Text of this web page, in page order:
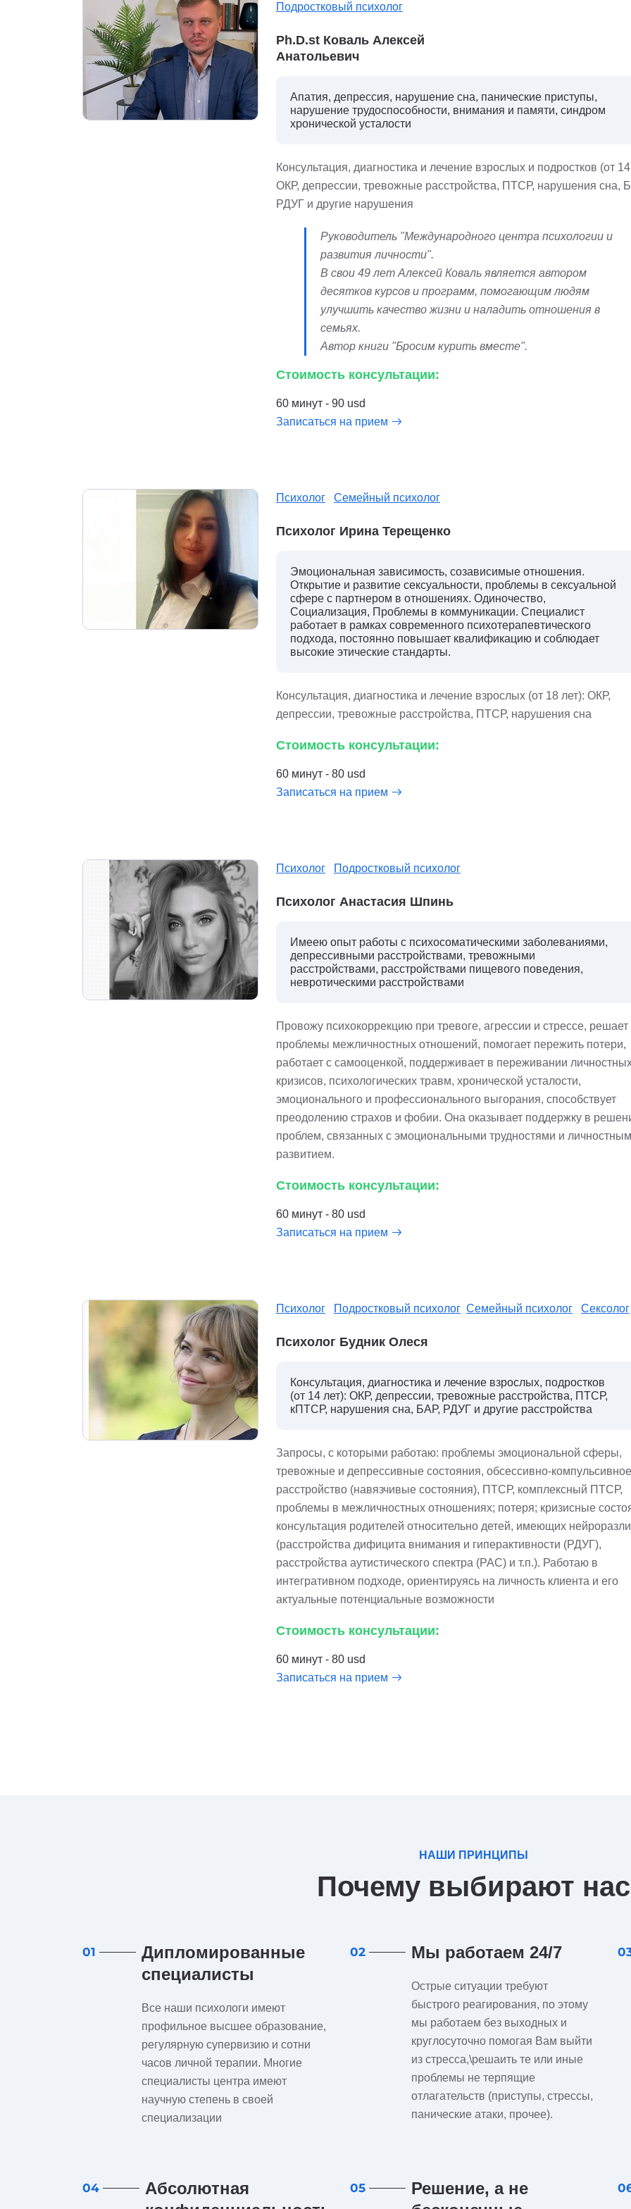
Подростковый психолог
Ph.D.st Коваль Алексей
Анатольевич
Апатия, депрессия, нарушение сна, панические приступы,
нарушение трудоспособности, внимания и памяти, синдром
хронической усталости
Консультация, диагностика и лечение взрослых и подростков (от 14
ОКР, депрессии, тревожные расстройства, ПТСР, нарушения сна,
РДУГ и другие нарушения
Руководитель "Международного центра психологии и
развития личности".
В свои 49 лет Алексей Коваль является автором
десятков курсов и программ, помогающим людям
улучшить качество жизни и наладить отношения в
семьях.
Автор книги "Бросим курить вместе".
Стоимость консультации:
60 минут - 90 usd
Записаться на прием
Психолог Семейный психолог
Психолог Ирина Терещенко
Эмоциональная зависимость, созависимые отношения.
Открытие и развитие сексуальности, проблемы в сексуальной
сфере с партнером в отношениях. Одиночество,
Социализация, Проблемы в коммуникации. Специалист
работает в рамках современного психотерапевтического
подхода, постоянно повышает квалификацию и соблюдает
высокие этические стандарты.
Консультация, диагностика и лечение взрослых (от 18 лет): ОКР,
депрессии, тревожные расстройства, ПТСР, нарушения сна
Стоимость консультации:
60 минут - 80 usd
Записаться на прием
Психолог Подростковый психолог
Психолог Анастасия Шпинь
Имеею опыт работы с психосоматическими заболеваниями,
депрессивными расстройствами, тревожными
расстройствами, расстройствами пищевого поведения,
невротическими расстройствами
Провожу психокоррекцию при тревоге, агрессии и стрессе, решает
проблемы межличностных отношений, помогает пережить потери,
работает с самооценкой, поддерживает в переживании
кризисов, психологических травм, хронической усталости,
эмоционального и профессионального выгорания, способствует
преодолению страхов и фобии. Она оказывает поддержку в
проблем, связанных с эмоциональными трудностями и личностным
развитием.
Стоимость консультации:
60 минут - 80 usd
Записаться на прием
Психолог Подростковый психолог Семейный психолог Сексолог
Психолог Будник Олеся
Консультация, диагностика и лечение взрослых, подростков
(от 14 лет): ОКР, депрессии, тревожные расстройства, ПТСР,
кПТСР, нарушения сна, БАР, РДУГ и другие расстройства
Запросы, с которыми работаю: проблемы эмоциональной сферы,
тревожные и депрессивные состояния, обсессивно-компульсивное
расстройство (навязчивые состояния), ПТСР, комплексный ПТСР,
проблемы в межличностных отношениях; потеря; кризисные
консультация родителей относительно детей, имеющих
(расстройства дифицита внимания и гиперактивности (РДУГ),
расстройства аутистического спектра (РАС) и т.п.). Работаю в
интегративном подходе, ориентируясь на личность клиента и его
актуальные потенциальные возможности
Стоимость консультации:
60 минут - 80 usd
Записаться на прием
НАШИ ПРИНЦИПЫ
Почему выбирают нас
01
Дипломированные
специалисты
Все наши психологи имеют
профильное высшее образование,
регулярную супервизию и сотни
часов личной терапии. Многие
специалисты центра имеют
научную степень в своей
специализации
02 Мы работаем 24/7
Острые ситуации требуют
быстрого реагирования, по этому
мы работаем без выходных и
круглосуточно помогая Вам выйти
из стресса,\решаить те или иные
проблемы не терпящие
отлагательств (приступы, стрессы,
панические атаки, прочее).
04
Абсолютная
05
Решение, а не